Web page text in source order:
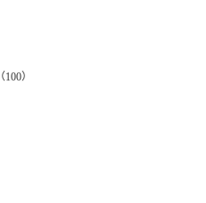
（100）